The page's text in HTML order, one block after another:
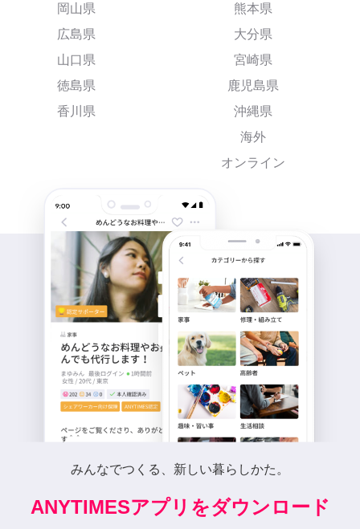
岡山県
広島県
山口県
徳島県
香川県
熊本県
大分県
宮崎県
鹿児島県
沖縄県
海外
オンライン
みんなでつくる、新しい暮らしかた。
ANYTIMESアプリをダウンロード